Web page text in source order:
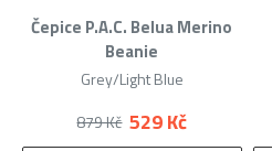
Čepice P.A.C. Belua Merino
Beanie
Grey/Light Blue
529 Kč
879 Kč